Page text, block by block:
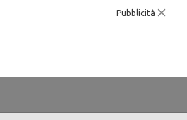
Pubblicità